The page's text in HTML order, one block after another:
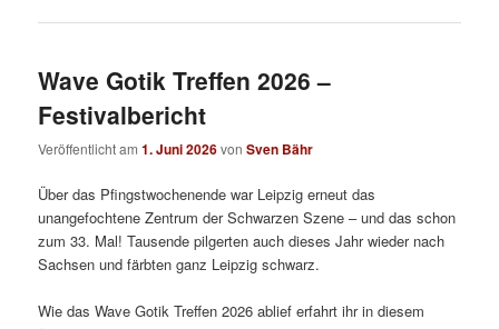
Wave Gotik Treffen 2026 –
Festivalbericht
Veröffentlicht am1. Juni 2026vonSven Bähr
Über das Pfingstwochenende war Leipzig erneut das
unangefochtene Zentrum der Schwarzen Szene – und das schon
zum 33. Mal! Tausende pilgerten auch dieses Jahr wieder nach
Sachsen und färbten ganz Leipzig schwarz.
Wie das Wave Gotik Treffen 2026 ablief erfahrt ihr in diesem